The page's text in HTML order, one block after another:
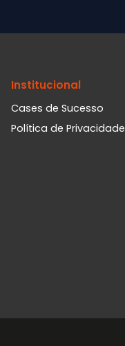
Institucional
Cases de Sucesso
Política de Privacidade